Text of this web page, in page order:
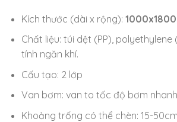
Kích thước (dài x rộng):
Chất liệu: túi dệt (PP), polyethylene
tính ngăn khí.
Cấu tạo: 2 lớp
Van bơm: van to tốc độ bơm
Khoảng trống có thể chèn: 15-50cm